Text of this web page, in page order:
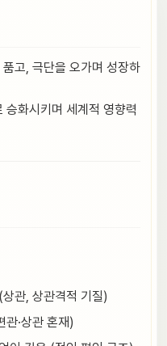
고, 극단을 오가며 성장하
승화시키며 세계적 영향력
관, 상관격적 기질)
관·상관 혼재)